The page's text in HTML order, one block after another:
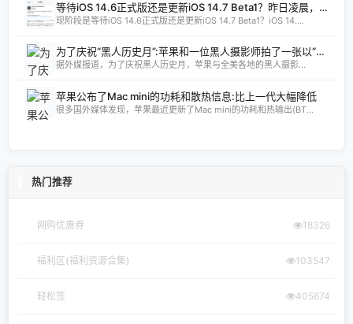
等待iOS 14.6正式版还是更新iOS 14.7 Beta1？昨日凌晨，苹果为开发者预览版用户推送了iOS 14.7 Beta1测试版的更新，距周二发布的iOS 14.6RC版仅隔了两天时间。
现阶段是等待iOS 14.6正式版还是更新iOS 14.7 Beta1？iOS 14....
为了庆祝“黑人历史月”:苹果和一位黑人摄影师拍了一张以“家乡”为主题的照片
据外媒报道，为了庆祝黑人历史月，苹果与全美各地的黑人摄影...
苹果公布了Mac mini的功耗和散热信息:比上一代大幅降低
很多国外媒体发现，苹果最近更新了Mac mini的功耗和热输出(BT...
热门推荐
网购优惠券 18326
福利区(福利资源合集) 103547
轻松签 405674